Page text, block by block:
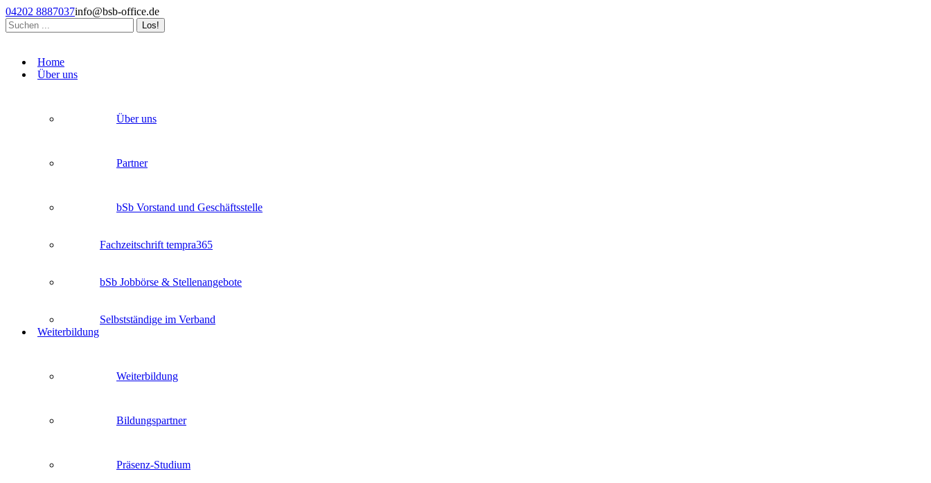
Zum
Inhalt
springen
04202 8887037info@bsb-office.de
Search:
opens
opens
opens
Home
Über uns
Über uns
Partner
bSb Vorstand und Geschäftsstelle
Fachzeitschrift tempra365
bSb Jobbörse & Stellenangebote
Selbstständige im Verband
Weiterbildung
Weiterbildung
Bildungspartner
Präsenz-Studium